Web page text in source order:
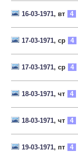
16-03-1971, вт 4
17-03-1971, ср 4
17-03-1971, ср 4
18-03-1971, чт 4
18-03-1971, чт 4
19-03-1971, пт 4